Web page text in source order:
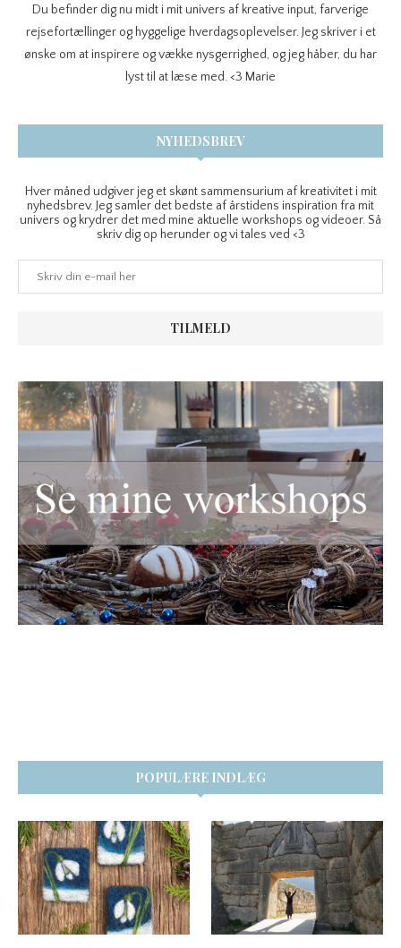
Du befinder dig nu midt i mit univers af kreative input, farverige
rejsefortællinger og hyggelige hverdagsoplevelser. Jeg skriver i et
ønske om at inspirere og vække nysgerrighed, og jeg håber, du har
lyst til at læse med. <3 Marie
NYHEDSBREV
Hver måned udgiver jeg et skønt sammensurium af kreativitet i mit
nyhedsbrev. Jeg samler det bedste af årstidens inspiration fra mit
univers og krydrer det med mine aktuelle workshops og videoer. Så
skriv dig op herunder og vi tales ved <3
POPULÆRE INDLÆG